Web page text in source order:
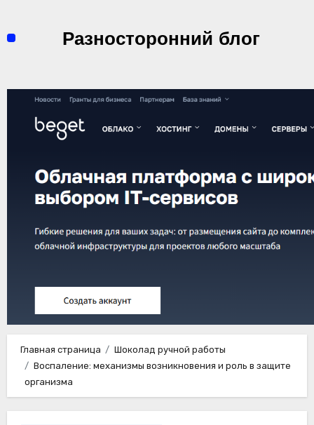
содержимомуРазносторонний блог
Главная страница
Шоколад ручной работы
Воспаление: механизмы возникновения и роль в защите
организма